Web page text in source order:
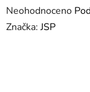
Průměrné
hodnocení
Neohodnoceno
Značka:JSP